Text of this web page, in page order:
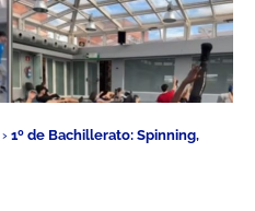
› 1º de Bachillerato: Spinning,